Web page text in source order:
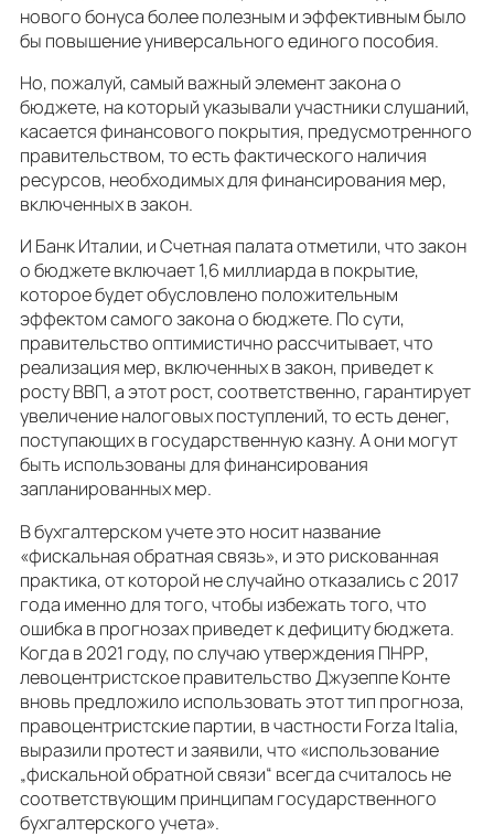
нового бонуса более полезным и эффективным было
бы повышение универсального единого пособия.
Но, пожалуй, самый важный элемент закона о
бюджете, на который указывали участники слушаний,
касается финансового покрытия, предусмотренного
правительством, то есть фактического наличия
ресурсов, необходимых для финансирования мер,
включенных в закон.
И Банк Италии, и Счетная палата отметили, что закон
о бюджете включает 1,6 миллиарда в покрытие,
которое будет обусловлено положительным
эффектом самого закона о бюджете. По сути,
правительство оптимистично рассчитывает, что
реализация мер, включенных в закон, приведет к
росту ВВП, а этот рост, соответственно, гарантирует
увеличение налоговых поступлений, то есть денег,
поступающих в государственную казну. А они могут
быть использованы для финансирования
запланированных мер.
В бухгалтерском учете это носит название
«фискальная обратная связь», и это рискованная
практика, от которой не случайно отказались с 2017
года именно для того, чтобы избежать того, что
ошибка в прогнозах приведет к дефициту бюджета.
Когда в 2021 году, по случаю утверждения ПНРР,
левоцентристское правительство Джузеппе Конте
вновь предложило использовать этот тип прогноза,
правоцентристские партии, в частности Forza Italia,
выразили протест и заявили, что «использование
„фискальной обратной связи“ всегда считалось не
соответствующим принципам государственного
бухгалтерского учета».